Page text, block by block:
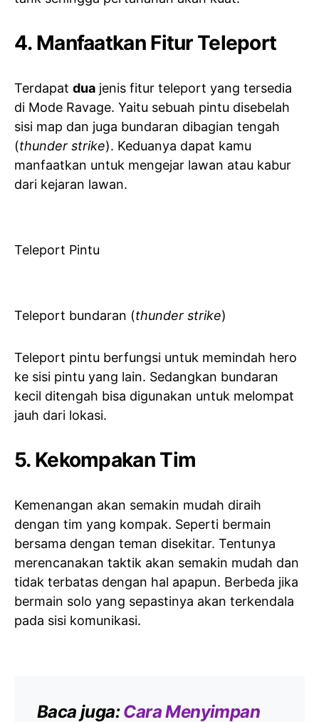
4. Manfaatkan Fitur Teleport
Terdapat dua jenis fitur teleport yang tersedia
di Mode Ravage. Yaitu sebuah pintu disebelah
sisi map dan juga bundaran dibagian tengah
(thunder strike). Keduanya dapat kamu
manfaatkan untuk mengejar lawan atau kabur
dari kejaran lawan.
Teleport Pintu
Teleport bundaran (thunder strike)
Teleport pintu berfungsi untuk memindah hero
ke sisi pintu yang lain. Sedangkan bundaran
kecil ditengah bisa digunakan untuk melompat
jauh dari lokasi.
5. Kekompakan Tim
Kemenangan akan semakin mudah diraih
dengan tim yang kompak. Seperti bermain
bersama dengan teman disekitar. Tentunya
merencanakan taktik akan semakin mudah dan
tidak terbatas dengan hal apapun. Berbeda jika
bermain solo yang sepastinya akan terkendala
pada sisi komunikasi.
Baca juga:Cara Menyimpan